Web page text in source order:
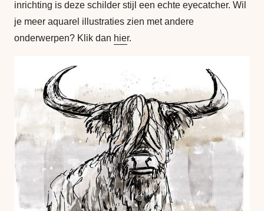
inrichting is deze schilder stijl een echte eyecatcher. Wil
je meer aquarel illustraties zien met andere
onderwerpen? Klik dan hier.